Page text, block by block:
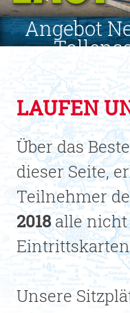
Angebot
LAUFEN
Über das
dieser Seite,
Teilnehmer
2018alle nicht
Unsere